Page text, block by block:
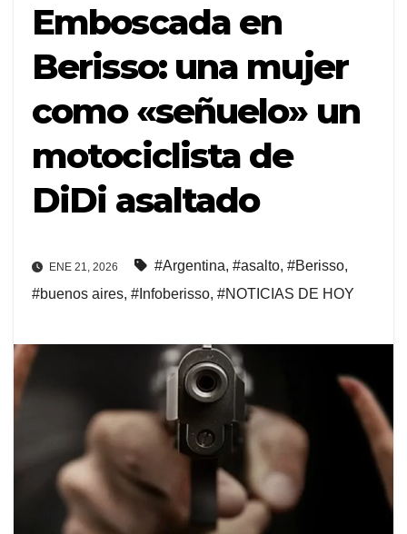
Emboscada en
Berisso: una mujer
como «señuelo» un
motociclista de
DiDi asaltado
ENE 21, 2026 #Argentina, #asalto, #Berisso,
#buenos aires, #Infoberisso, #NOTICIAS DE HOY